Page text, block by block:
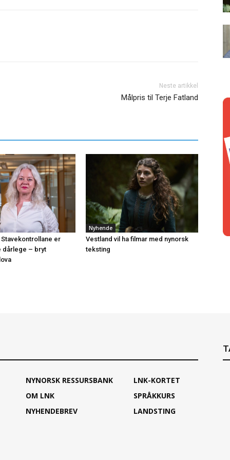
Neste artikkel
Målpris til Terje Fatland
er
dårlege – bryt
Nyhende
Vestland vil ha filmar med nynorsk
teksting
NYNORSK RESSURSBANK
OM LNK
NYHENDEBREV
LNK-KORTET
SPRÅKKURS
LANDSTING